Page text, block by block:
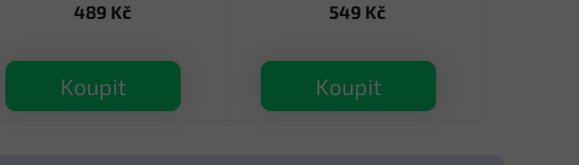
489 Kč
Koupit
549 Kč
Koupit